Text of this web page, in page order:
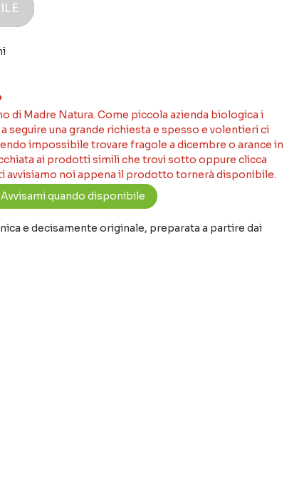
di Madre Natura. Come piccola azienda biologica i
seguire una grande richiesta e spesso e volentieri ci
impossibile trovare fragole a dicembre o arance in
ai prodotti simili che trovi sotto oppure clicca
avvisiamo noi appena il prodotto tornerà disponibile.
e decisamente originale, preparata a partire dai